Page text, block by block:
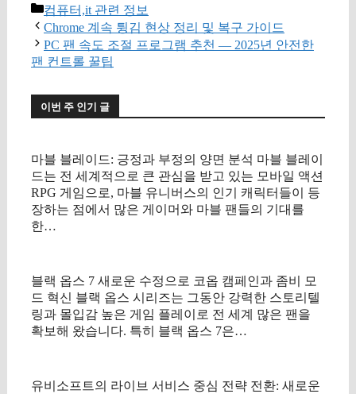
카
테
고
리
컴퓨터,it 관련 정보
Chrome 계속 튕김 현상 정리 및 복구 가이드
PC 팬 속도 조절 프로그램 추천 — 2025년 안전한
팬 컨트롤 꿀팁
이번 주 인기 글
마블 블레이드: 긍정과 부정의 양면 분석 마블 블레이
드는 전 세계적으로 큰 관심을 받고 있는 모바일 액션
RPG 게임으로, 마블 유니버스의 인기 캐릭터들이 등
장하는 점에서 많은 게이머와 마블 팬들의 기대를
한…
블랙 옵스 7 새로운 수정으로 코옵 캠페인과 좀비 모
드 혁신 블랙 옵스 시리즈는 그동안 강력한 스토리텔
링과 몰입감 높은 게임 플레이로 전 세계 많은 팬을
확보해 왔습니다. 특히 블랙 옵스 7은…
유비소프트의 라이브 서비스 중심 전략 전환: 새로운